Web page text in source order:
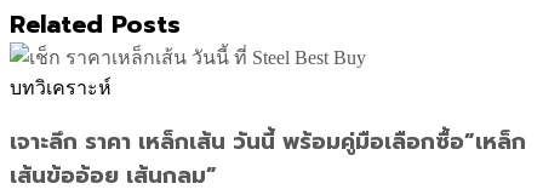
Related Posts
บทวิเคราะห์
เจาะลึก ราคา เหล็กเส้น วันนี้ พร้อมคู่มือเลือกซื้อ”เหล็ก
เส้นข้ออ้อย เส้นกลม”